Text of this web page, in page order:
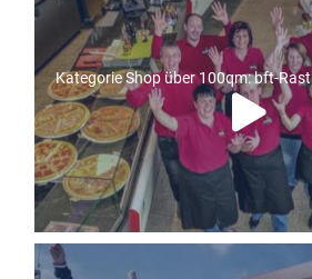
Kategorie Shop über 100qm: bft-